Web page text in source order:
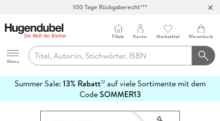
100 Tage Rückgaberecht***
Hugendubel
Menu
Filiale Konto Merkzettel Warenkorb
Summer Sale: 13% Rabatt12auf viele Sortimente mit dem
CodeSOMMER13
erfahren